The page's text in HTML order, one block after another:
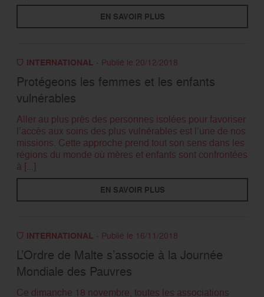
EN SAVOIR PLUS
INTERNATIONAL - Publié le 20/12/2018
Protégeons les femmes et les enfants
vulnérables
Aller au plus près des personnes isolées pour favoriser
l’accès aux soins des plus vulnérables est l’une de nos
missions. Cette approche prend tout son sens dans les
régions du monde où mères et enfants sont confrontées
à [...]
EN SAVOIR PLUS
INTERNATIONAL - Publié le 16/11/2018
L’Ordre de Malte s’associe à la Journée
Mondiale des Pauvres
Ce dimanche 18 novembre, toutes les associations